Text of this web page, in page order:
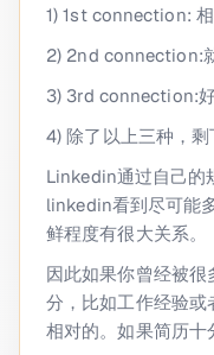
1) 1st connection:
2) 2nd connection:
3) 3rd connection:
4) 除了以上三种，
Linkedin通过自己的
linkedin看到尽可能
鲜程度有很大关系。
因此如果你曾经被
分，比如工作经验
相对的。如果简历